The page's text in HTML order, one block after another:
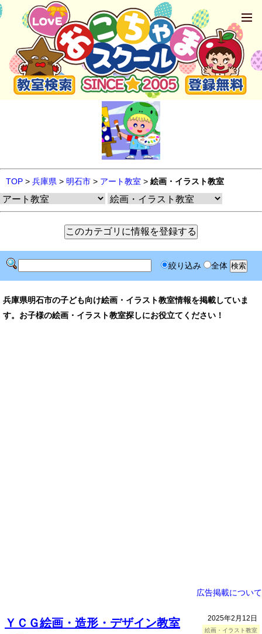
TOP > 兵庫県 > 明石市 > アート教室 > 絵画・イラスト教室
絞り込み 全体
兵庫県明石市の子ども向け絵画・イラスト教室情報を掲載していま
す。お子様の絵画・イラスト教室探しにお役立てください！
広告掲載について
2025年2月12日
絵画・イラスト教室
ＹＣＧ絵画・造形・デザイン教室